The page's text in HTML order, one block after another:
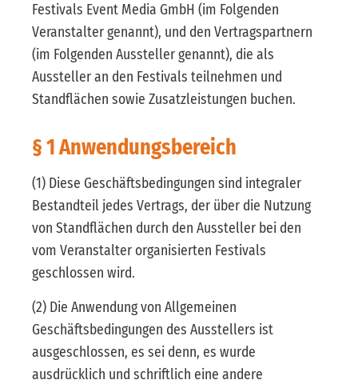
Festivals Event Media GmbH (im Folgenden
Veranstalter genannt), und den Vertragspartnern
(im Folgenden Aussteller genannt), die als
Aussteller an den Festivals teilnehmen und
Standflächen sowie Zusatzleistungen buchen.
§ 1 Anwendungsbereich
(1) Diese Geschäftsbedingungen sind integraler
Bestandteil jedes Vertrags, der über die Nutzung
von Standflächen durch den Aussteller bei den
vom Veranstalter organisierten Festivals
geschlossen wird.
(2) Die Anwendung von Allgemeinen
Geschäftsbedingungen des Ausstellers ist
ausgeschlossen, es sei denn, es wurde
ausdrücklich und schriftlich eine andere